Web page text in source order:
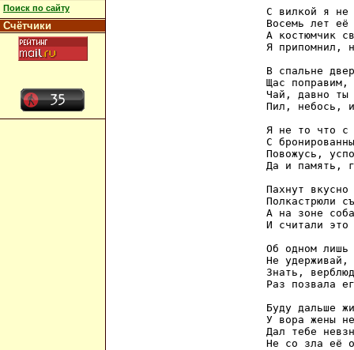
Поиск по сайту
Счётчики
С вилкой я не
Восемь лет
А костюмчик
Я припомнил,
В спальне
Щас
Чай, давно ты
Пил, небось,
Я не то что с
С
Повожусь,
Да и память,
Пахнут
Полкастрюли
А на зоне
И считали это
Об одном
Не удерживай,
Знать,
Раз позвала
Буду дальше
У вора жены
Дал тебе
Не со зла её